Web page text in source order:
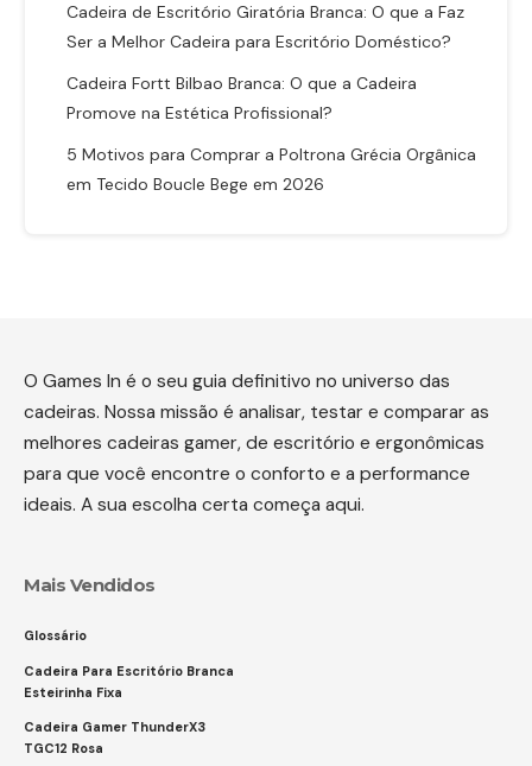
Cadeira de Escritório Giratória Branca: O que a Faz
Ser a Melhor Cadeira para Escritório Doméstico?
Cadeira Fortt Bilbao Branca: O que a Cadeira
Promove na Estética Profissional?
5 Motivos para Comprar a Poltrona Grécia Orgânica
em Tecido Boucle Bege em 2026
O Games In é o seu guia definitivo no universo das
cadeiras. Nossa missão é analisar, testar e comparar as
melhores cadeiras gamer, de escritório e ergonômicas
para que você encontre o conforto e a performance
ideais. A sua escolha certa começa aqui.
Mais Vendidos
Glossário
Cadeira Para Escritório Branca
Esteirinha Fixa
Cadeira Gamer ThunderX3
TGC12 Rosa